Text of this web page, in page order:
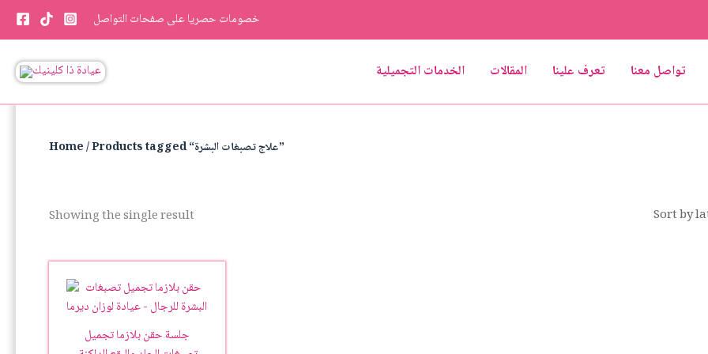
Skip
content
خصومات حصريا على صفحات التواصل
الخدمات التجميلية المقالات تعرف علينا تواصل معنا
Home / Products tagged “علاج تصبغات البشرة”
Showing the single result
جلسة حقن بلازما تجميل